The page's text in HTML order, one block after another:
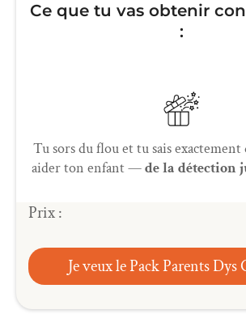
Ce que tu vas obtenir
:
Tu sors du flou et tu sais
aider ton enfant —de la détection
Prix :
Je veux le Pack Parents Dys